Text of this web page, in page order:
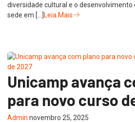
diversidade cultural e o desenvolvimento
sede em […]Leia Mais
Unicamp avança
para novo curso
Admin novembro 25, 2025